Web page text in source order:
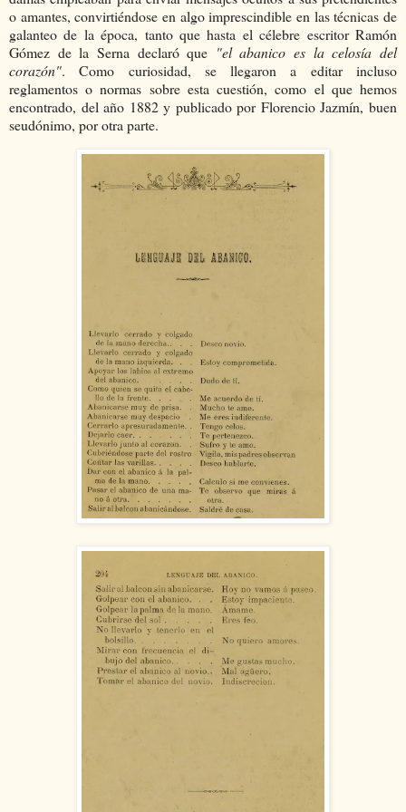
o amantes, convirtiéndose en algo imprescindible en las técnicas de
galanteo de la época, tanto que hasta el célebre escritor Ramón
Gómez de la Serna declaró que "el abanico es la celosía del
corazón". Como curiosidad, se llegaron a editar incluso
reglamentos o normas sobre esta cuestión, como el que hemos
encontrado, del año 1882 y publicado por Florencio Jazmín, buen
seudónimo, por otra parte.